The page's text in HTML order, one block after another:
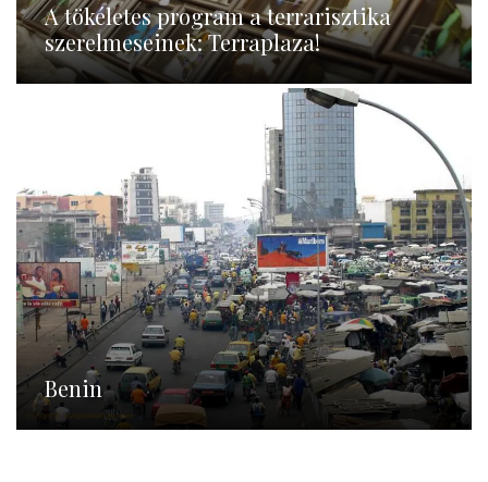
A tökéletes program a terrarisztika
szerelmeseinek: Terraplaza!
Benin